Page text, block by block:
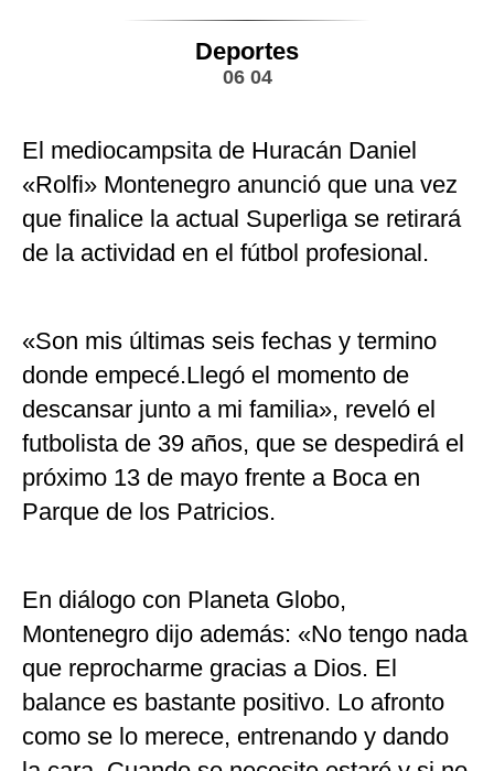
Deportes
06 04
El mediocampsita de Huracán Daniel
«Rolfi» Montenegro anunció que una vez
que finalice la actual Superliga se retirará
de la actividad en el fútbol profesional.
«Son mis últimas seis fechas y termino
donde empecé.Llegó el momento de
descansar junto a mi familia», reveló el
futbolista de 39 años, que se despedirá el
próximo 13 de mayo frente a Boca en
Parque de los Patricios.
En diálogo con Planeta Globo,
Montenegro dijo además: «No tengo nada
que reprocharme gracias a Dios. El
balance es bastante positivo. Lo afronto
como se lo merece, entrenando y dando